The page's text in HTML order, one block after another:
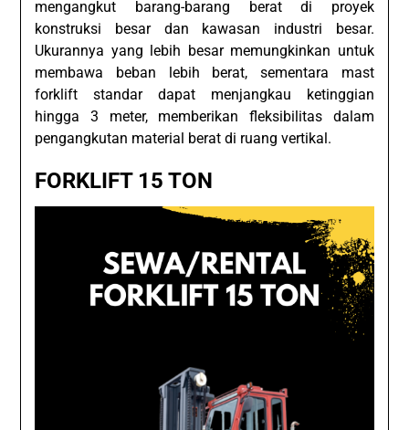
mengangkut barang-barang berat di proyek
konstruksi besar dan kawasan industri besar.
Ukurannya yang lebih besar memungkinkan untuk
membawa beban lebih berat, sementara mast
forklift standar dapat menjangkau ketinggian
hingga 3 meter, memberikan fleksibilitas dalam
pengangkutan material berat di ruang vertikal.
FORKLIFT 15 TON